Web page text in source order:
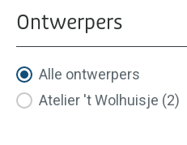
Ontwerpers
Ontwerpers
Alle ontwerpers
Atelier 't Wolhuisje (2)